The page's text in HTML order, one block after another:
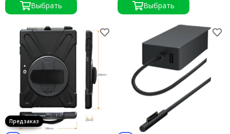
Выбрать
Выбрать